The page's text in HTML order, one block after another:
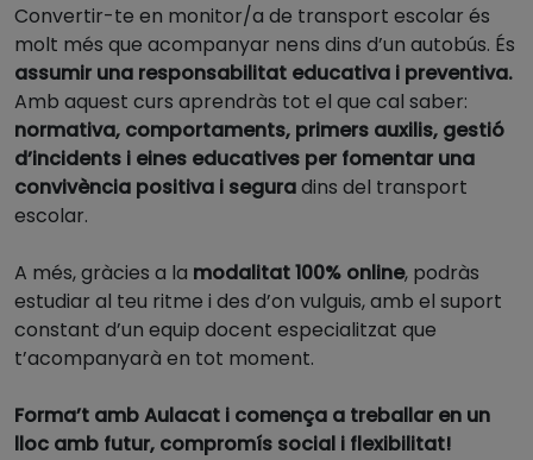
Convertir-te en monitor/a de transport escolar és
molt més que acompanyar nens dins d’un autobús. És
assumir una responsabilitat educativa i preventiva.
Amb aquest curs aprendràs tot el que cal saber:
normativa, comportaments, primers auxilis, gestió
d’incidents i eines educatives per fomentar una
convivència positiva i seguradins del transport
escolar.
A més, gràcies a la modalitat 100% online, podràs
estudiar al teu ritme i des d’on vulguis, amb el suport
constant d’un equip docent especialitzat que
t’acompanyarà en tot moment.
Forma’t amb Aulacat i comença a treballar en un
lloc amb futur, compromís social i flexibilitat!